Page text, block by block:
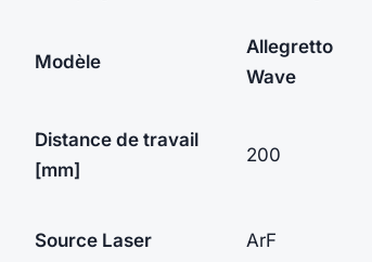
Modèle
Allegretto
Wave
Distance de travail
[mm]
200
Source Laser ArF